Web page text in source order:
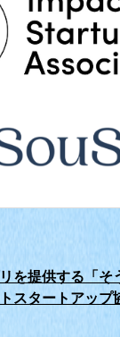
を提供する「そ
スタートアップ